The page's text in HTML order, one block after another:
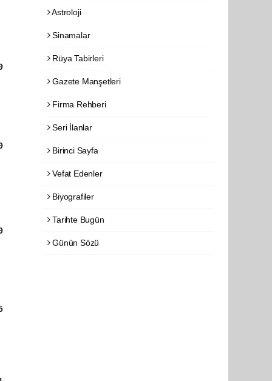
Astroloji
Sinamalar
Rüya Tabirleri
Gazete Manşetleri
Firma Rehberi
Seri İlanlar
Birinci Sayfa
Vefat Edenler
Biyografiler
Tarihte Bugün
Günün Sözü